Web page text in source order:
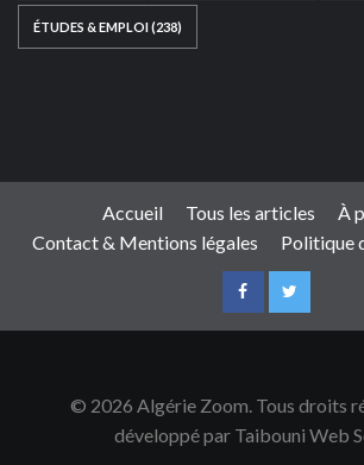
ÉTUDES & EMPLOI(238)
Accueil Tous les articles
À
Contact & Mentions légales
Politique
© 2026 Algérie Zoom. Tous droits
développé par Taibouni Web